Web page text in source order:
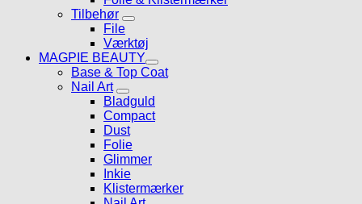
Tilbehør
File
Værktøj
MAGPIE BEAUTY
Base & Top Coat
Nail Art
Bladguld
Compact
Dust
Folie
Glimmer
Inkie
Klistermærker